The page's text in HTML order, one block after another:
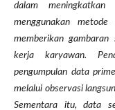
dalam
menggunakan
memberikan gambaran
kerja karyawan.
pengumpulan data
melalui observasi
Sementara itu, data